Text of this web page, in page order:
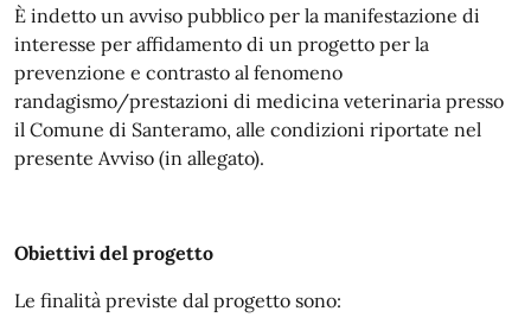
È indetto un avviso pubblico per la manifestazione di
interesse per affidamento di un progetto per la
prevenzione e contrasto al fenomeno
randagismo/prestazioni di medicina veterinaria presso
il Comune di Santeramo, alle condizioni riportate nel
presente Avviso (in allegato).
Obiettivi del progetto
Le finalità previste dal progetto sono: